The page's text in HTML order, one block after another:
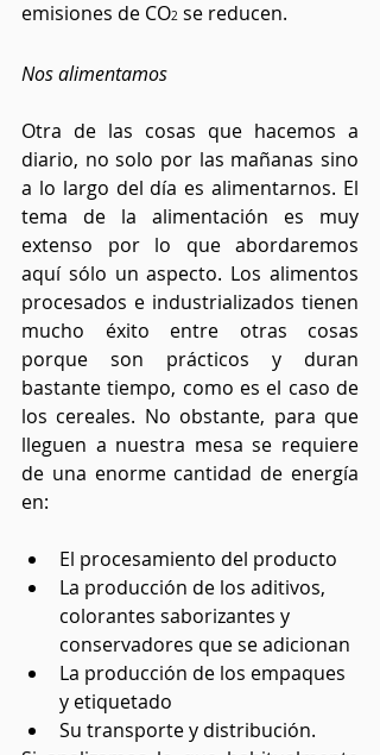
emisiones de CO2 se reducen.
Nos alimentamos
Otra de las cosas que hacemos a
diario, no solo por las mañanas sino
a lo largo del día es alimentarnos. El
tema de la alimentación es muy
extenso por lo que abordaremos
aquí sólo un aspecto. Los alimentos
procesados e industrializados tienen
mucho éxito entre otras cosas
porque son prácticos y duran
bastante tiempo, como es el caso de
los cereales. No obstante, para que
lleguen a nuestra mesa se requiere
de una enorme cantidad de energía
en:
El procesamiento del producto
La producción de los aditivos,
colorantes saborizantes y
conservadores que se adicionan
La producción de los empaques
y etiquetado
Su transporte y distribución.